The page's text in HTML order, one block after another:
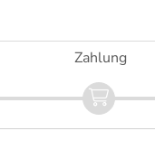
Zahlung